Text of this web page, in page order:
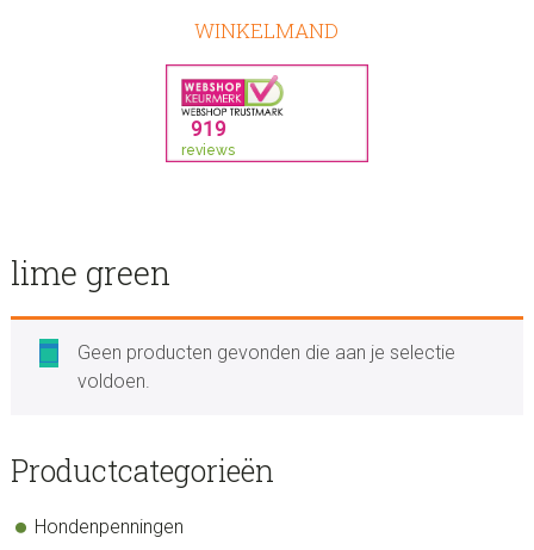
WINKELMAND
lime green
Geen producten gevonden die aan je selectie
voldoen.
sidebar
Store
Productcategorieën
Hondenpenningen